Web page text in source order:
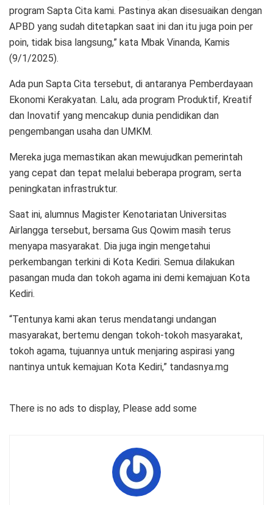
program Sapta Cita kami. Pastinya akan disesuaikan dengan
APBD yang sudah ditetapkan saat ini dan itu juga poin per
poin, tidak bisa langsung,” kata Mbak Vinanda, Kamis
(9/1/2025).
Ada pun Sapta Cita tersebut, di antaranya Pemberdayaan
Ekonomi Kerakyatan. Lalu, ada program Produktif, Kreatif
dan Inovatif yang mencakup dunia pendidikan dan
pengembangan usaha dan UMKM.
Mereka juga memastikan akan mewujudkan pemerintah
yang cepat dan tepat melalui beberapa program, serta
peningkatan infrastruktur.
Saat ini, alumnus Magister Kenotariatan Universitas
Airlangga tersebut, bersama Gus Qowim masih terus
menyapa masyarakat. Dia juga ingin mengetahui
perkembangan terkini di Kota Kediri. Semua dilakukan
pasangan muda dan tokoh agama ini demi kemajuan Kota
Kediri.
“Tentunya kami akan terus mendatangi undangan
masyarakat, bertemu dengan tokoh-tokoh masyarakat,
tokoh agama, tujuannya untuk menjaring aspirasi yang
nantinya untuk kemajuan Kota Kediri,” tandasnya.mg
There is no ads to display, Please add some